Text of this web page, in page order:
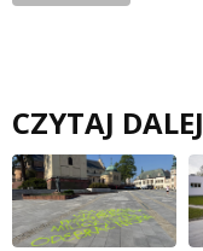
CZYTAJ DALEJ